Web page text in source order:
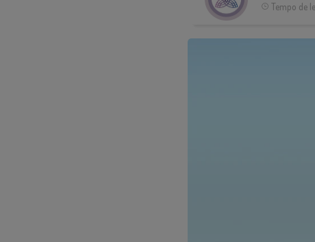
Tempo de